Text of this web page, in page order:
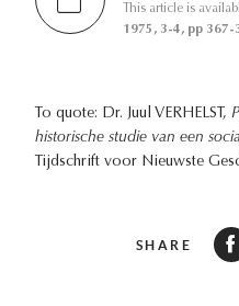
This article is
1975, 3-4, pp 367-
To quote: Dr. Juul VERHELST,
historische studie van een
Tijdschrift voor Nieuwste
SHARE